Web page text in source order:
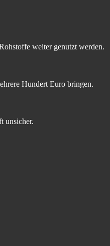
weiter genutzt werden.
Hundert Euro bringen.
unsicher.